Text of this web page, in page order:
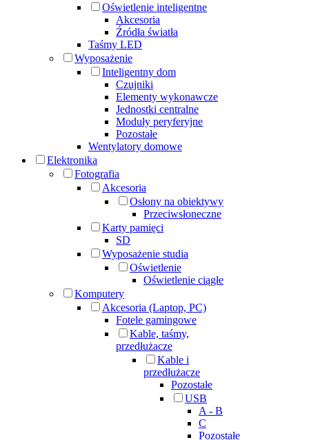
Oświetlenie inteligentne
Akcesoria
Źródła światła
Taśmy LED
Wyposażenie
Inteligentny dom
Czujniki
Elementy wykonawcze
Jednostki centralne
Moduły peryferyjne
Pozostałe
Wentylatory domowe
Elektronika
Fotografia
Akcesoria
Osłony na obiektywy
Przeciwsłoneczne
Karty pamięci
SD
Wyposażenie studia
Oświetlenie
Oświetlenie ciągłe
Komputery
Akcesoria (Laptop, PC)
Fotele gamingowe
Kable, taśmy,
przedłużacze
Kable i
przedłużacze
Pozostałe
USB
A - B
C
Pozostałe